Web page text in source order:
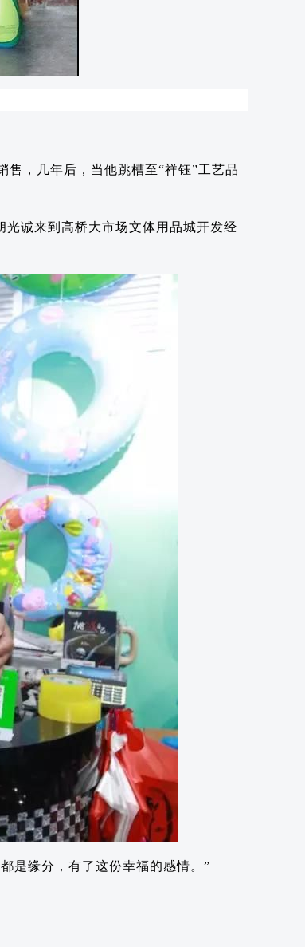
，几年后，当他跳槽至“祥钰”工艺品
诚来到高桥大市场文体用品城开发经
是缘分，有了这份幸福的感情。”